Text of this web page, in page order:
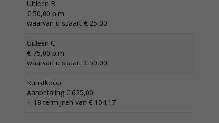
Uitleen B
€ 50,00 p.m.
waarvan u spaart € 25,00
Uitleen C
€ 75,00 p.m.
waarvan u spaart € 50,00
Kunstkoop
Aanbetaling € 625,00
+ 18 termijnen van € 104,17